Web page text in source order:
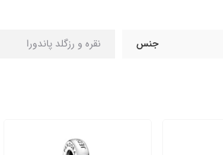
جنس نقره و رزگلد پاندورا